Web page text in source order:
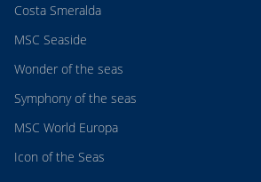
Costa Smeralda
MSC Seaside
Wonder of the seas
Symphony of the seas
MSC World Europa
Icon of the Seas